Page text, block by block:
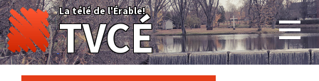
Skip
to
content
La télé de l'Érable!
TVCÉ